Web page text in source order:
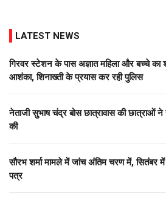
LATEST NEWS
गिरवर स्टेशन के पास अज्ञात महिला और बच्चे का
आशंका, शिनाख्ती के प्रयास कर रही पुलिस
नेताजी सुभाष चंद्र बोस छात्रावास की छात्राओं ने
की
सौरभ शर्मा मामले में जांच अंतिम चरण में, सितंबर
पत्र